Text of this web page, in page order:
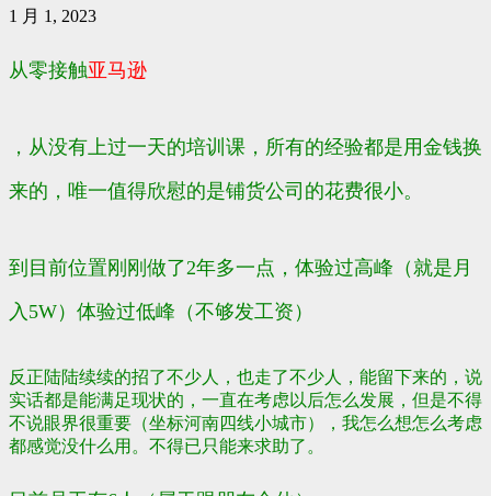
1 月 1, 2023
从零接触亚马逊
，从没有上过一天的培训课，所有的经验都是用金钱换
来的，唯一值得欣慰的是铺货公司的花费很小。
到目前位置刚刚做了2年多一点，体验过高峰（就是月
入5W）体验过低峰（不够发工资）
反正陆陆续续的招了不少人，也走了不少人，能留下来的，说
实话都是能满足现状的，一直在考虑以后怎么发展，但是不得
不说眼界很重要（坐标河南四线小城市），我怎么想怎么考虑
都感觉没什么用。不得已只能来求助了。